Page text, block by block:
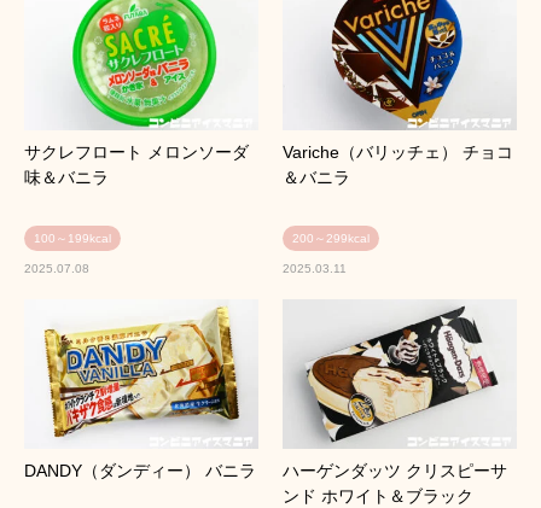
サクレフロート メロンソーダ
味＆バニラ
100～199kcal
2025.07.08
Variche（バリッチェ） チョコ
＆バニラ
200～299kcal
2025.03.11
DANDY（ダンディー） バニラ
ハーゲンダッツ クリスピーサ
ンド ホワイト＆ブラック